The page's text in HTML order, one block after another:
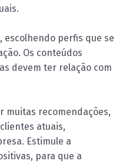
escolhendo perfis que se
Os conteúdos
devem ter relação com
muitas recomendações,
atuais,
Estimule a
para que a